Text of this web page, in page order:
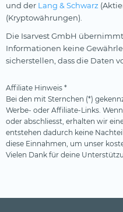
und der Lang & Schwarz
(Kryptowährungen).
Die Isarvest GmbH
Informationen keine
sicherstellen, dass die Daten
Affiliate Hinweis *
Bei den mit Sternchen (*)
Werbe- oder Affiliate-Links.
oder abschliesst, erhalten wir
entstehen dadurch keine
diese Einnahmen, um unser
Vielen Dank für deine